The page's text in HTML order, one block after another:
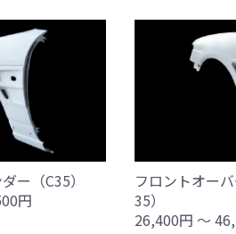
ー（C35）
円
フロントオー
35）
26,400円 ～